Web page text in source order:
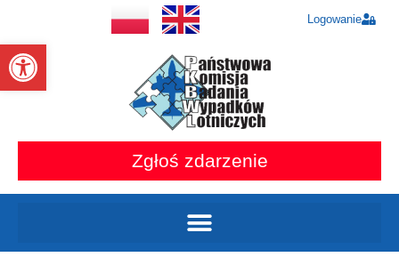
Otwórz pasek narzędzi
Logowanie
Zgłoś zdarzenie